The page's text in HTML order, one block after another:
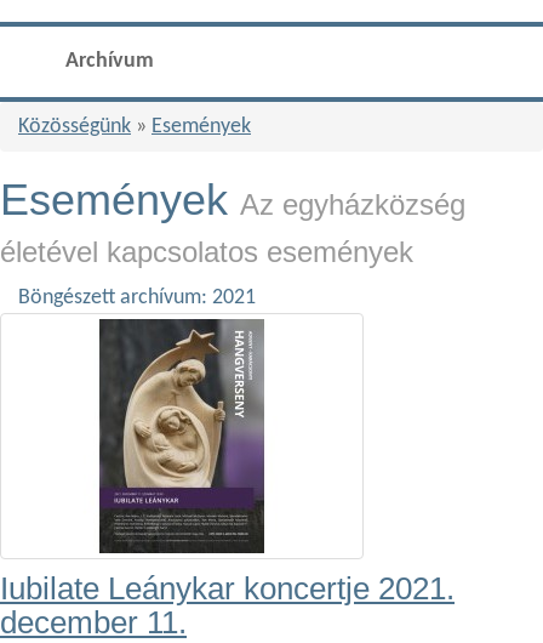
Archívum
Közösségünk » Események
Események Az egyházközség
életével kapcsolatos események
Böngészett archívum: 2021
Iubilate Leánykar koncertje 2021.
december 11.